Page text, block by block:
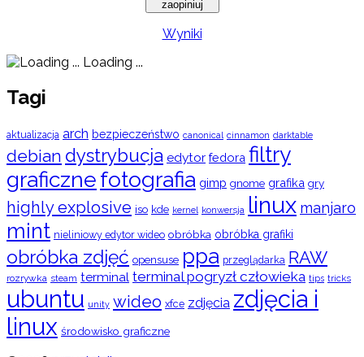
Wyniki
Loading ...
Tagi
aktualizacja arch bezpieczeństwo canonical cinnamon darktable
debian dystrybucja edytor fedora filtry
graficznefotografia gimp gnome grafika gry
highly explosive iso kde kernel konwersja linux manjaro
mint nieliniowy edytor wideo obróbka obróbka grafiki
obróbka zdjęć opensuse ppa przeglądarka RAW
rozrywka steam terminal terminal pogryzł człowieka tips tricks
ubuntu unity wideo xfce zdjęcia zdjęcia i
linux środowisko graficzne